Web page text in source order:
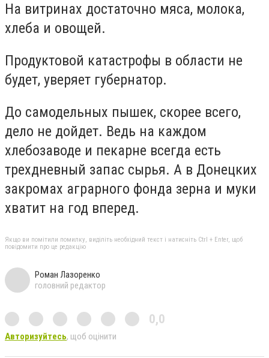
На витринах достаточно мяса, молока,
хлеба и овощей.
Продуктовой катастрофы в области не
будет, уверяет губернатор.
До самодельных пышек, скорее всего,
дело не дойдет. Ведь на каждом
хлебозаводе и пекарне всегда есть
трехдневный запас сырья. А в Донецких
закромах аграрного фонда зерна и муки
хватит на год вперед.
Якщо ви помітили помилку, виділіть необхідний текст і натисніть Ctrl + Enter, щоб
повідомити про це редакцію
Роман Лазоренко
головний редактор
0,0
Авторизуйтесь, щоб оцінити